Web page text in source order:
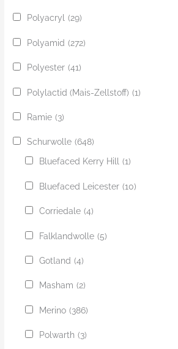
Polyacryl (29)
Polyamid (272)
Polyester (41)
Polylactid (Mais-Zellstoff) (1)
Ramie (3)
Schurwolle (648)
Bluefaced Kerry Hill (1)
Bluefaced Leicester (10)
Corriedale (4)
Falklandwolle (5)
Gotland (4)
Masham (2)
Merino (386)
Polwarth (3)